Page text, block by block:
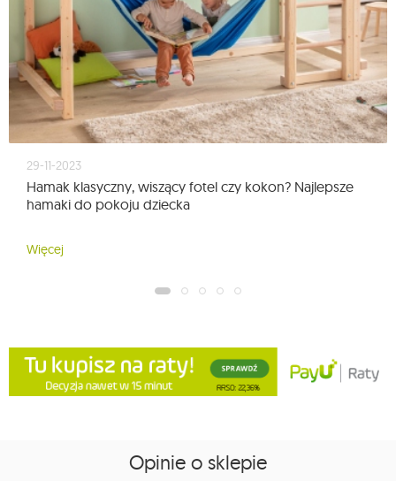
29-11-2023
Hamak klasyczny, wiszący fotel czy kokon? Najlepsze
hamaki do pokoju dziecka
Więcej
Opinie o sklepie